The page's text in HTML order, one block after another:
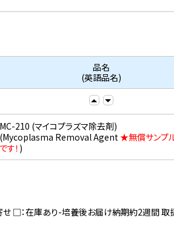
品名
(英語品名)
MC-210 (マイコプラズマ除去剤)
(Mycoplasma Removal Agent★無償サンプ
です！ )
□：在庫あり-培養後お届け納期約2週間 取扱